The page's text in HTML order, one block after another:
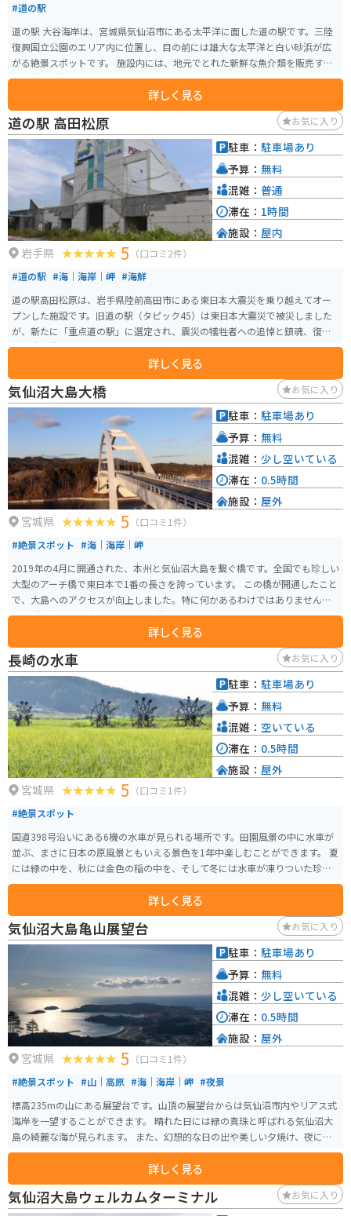
#道の駅
道の駅 大谷海岸は、宮城県気仙沼市にある太平洋に面した道の駅です。三陸
復興国立公園のエリア内に位置し、目の前には雄大な太平洋と白い砂浜が広
がる絶景スポットです。 施設内には、地元でとれた新鮮な魚介類を販売する
直売所や、海の幸をふんだんに使った料理が味わえるレストランがありま
す。また、観光案内所では、周辺の観光スポットや宿泊情報なども入手でき
ます。 バイクで訪れる際には、道の駅に隣接する広い駐車場があるので安心
です。太平洋を眺めながらのツーリングは、最高の思い出になること間違い
なしです。 周辺には、東日本大震災で被災した気仙沼市の復興のシンボルで
ある「海の市」や、震災遺構として保存されている「気仙沼向洋高校旧校
舎」など、見どころもたくさんあります。 名産品としては、新鮮な海の幸は
もちろんのこと、地元産の食材を使った「気仙沼ホルモン」も人気です。
詳しく見る
道の駅 高田松原 お気に入り
岩手県 5 （口コミ2件）
#道の駅 #海｜海岸｜岬 #海鮮
道の駅高田松原は、岩手県陸前高田市にある東日本大震災を乗り越えてオー
プンした施設です。旧道の駅（タピック45）は東日本大震災で被災しました
が、新たに「重点道の駅」に選定され、震災の犠牲者への追悼と鎮魂、復興
への強い意志を国内外に向けて明確に示すことを目的として整備されまし
販売などを行っています。2019年9月22日に高田松原津波復興祈念公園内に
東日本大震災津波伝承館と併設してオープンしました。震災から8年半後の再
スタートとなり、お買い物ブースの隣にイートインスペースが設けられ、地
元食材を使った飲食店の食事を楽しむことができます。 震災の記憶を伝える
重要な場所でありながら、地域の復興と発展を象徴する施設として、多くの
人々に親しまれています。地元の特産品を購入できるだけでなく、震災の記
憶と復興の歩みを感じ取ることができます。広田湾を一望できる『海を望む
場』からの景色は圧巻です。海の広大さを味わうことができます。 駐車場は
広く整備されており、バイク用の駐車場もありますが、行楽シーズンは特に
混雑しています。朝焼け、夕焼けなど絶景を求めて、日中の混雑時間を外して
詳しく見る
駐車： 駐車場あり
予算： 無料
混雑： 普通
滞在： 1時間
施設： 屋内
気仙沼大島大橋 お気に入り
宮城県 5 （口コミ1件）
#絶景スポット #海｜海岸｜岬
2019年の4月に開通された、本州と気仙沼大島を繋ぐ橋です。全国でも珍しい
大型のアーチ橋で東日本で1番の長さを誇っています。 この橋が開通したこと
で、大島へのアクセスが向上しました。特に何かあるわけではありません
が、橋が大きく迫力があるので、橋好きの人ならオススメです。
詳しく見る
駐車： 駐車場あり
予算： 無料
混雑： 少し空いている
滞在： 0.5時間
施設： 屋外
長崎の水車 お気に入り
宮城県 5 （口コミ1件）
#絶景スポット
国道398号沿いにある6機の水車が見られる場所です。田園風景の中に水車が
並ぶ、まさに日本の原風景ともいえる景色を1年中楽しむことができます。 夏
には緑の中を、秋には金色の稲の中を、そして冬には水車が凍りついた珍し
い光景を見ることができます。
詳しく見る
駐車： 駐車場あり
予算： 無料
混雑： 空いている
滞在： 0.5時間
施設： 屋外
気仙沼大島亀山展望台 お気に入り
宮城県 5 （口コミ1件）
#絶景スポット #山｜高原 #海｜海岸｜岬 #夜景
標高235mの山にある展望台です。山頂の展望台からは気仙沼市内やリアス式
海岸を一望することができます。 晴れた日には緑の真珠と呼ばれる気仙沼大
島の綺麗な海が見られます。 また、幻想的な日の出や美しい夕焼け、夜には
満天の星空を見ることができます。
詳しく見る
駐車： 駐車場あり
予算： 無料
混雑： 少し空いている
滞在： 0.5時間
施設： 屋外
気仙沼大島ウェルカムターミナル お気に入り